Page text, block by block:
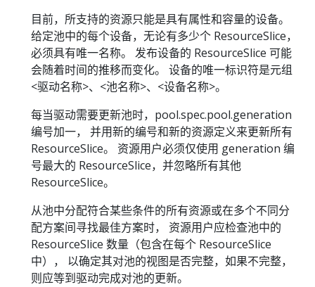
目前，所支持的资源只能是具有属性和容量的设备。
给定池中的每个设备，无论有多少个 ResourceSlice，
必须具有唯一名称。 发布设备的 ResourceSlice 可能
会随着时间的推移而变化。 设备的唯一标识符是元组
<驱动名称>、<池名称>、<设备名称>。
每当驱动需要更新池时，pool.spec.pool.generation
编号加一， 并用新的编号和新的资源定义来更新所有
ResourceSlice。 资源用户必须仅使用 generation 编
号最大的 ResourceSlice，并忽略所有其他
ResourceSlice。
从池中分配符合某些条件的所有资源或在多个不同分
配方案间寻找最佳方案时， 资源用户应检查池中的
ResourceSlice 数量（包含在每个 ResourceSlice
中）， 以确定其对池的视图是否完整，如果不完整，
则应等到驱动完成对池的更新。